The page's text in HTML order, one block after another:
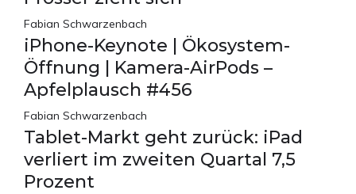
Fabian Schwarzenbach
iPhone-Keynote | Ökosystem-
Öffnung | Kamera-AirPods –
Apfelplausch #456
Fabian Schwarzenbach
Tablet-Markt geht zurück: iPad
verliert im zweiten Quartal 7,5
Prozent